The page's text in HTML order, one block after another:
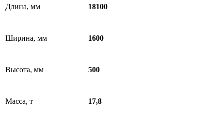
Длина, мм 18100
Ширина, мм 1600
Высота, мм 500
Масса, т 17,8